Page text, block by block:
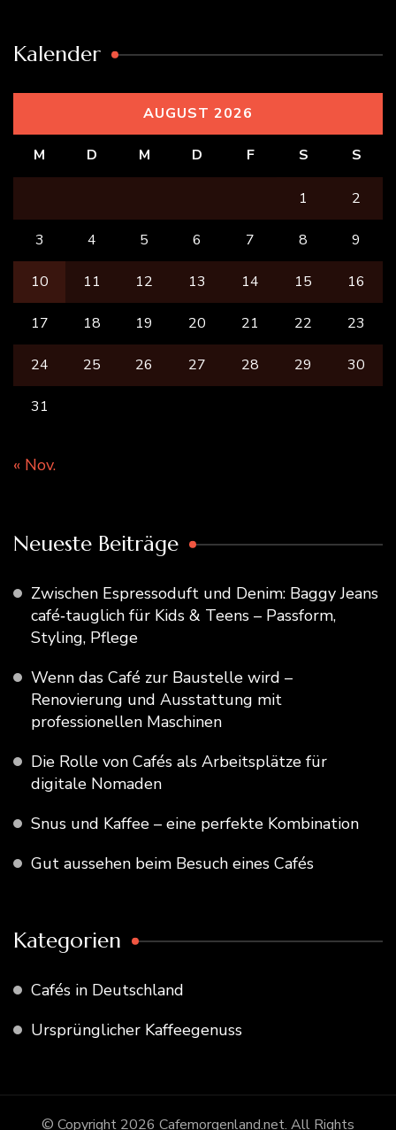
Kalender
AUGUST 2026
M D M D F S S
1 2
3 4 5 6 7 8 9
10 11 12 13 14 15 16
17 18 19 20 21 22 23
24 25 26 27 28 29 30
31
« Nov.
Neueste Beiträge
Zwischen Espressoduft und Denim: Baggy Jeans
café‑tauglich für Kids & Teens – Passform,
Styling, Pflege
Wenn das Café zur Baustelle wird –
Renovierung und Ausstattung mit
professionellen Maschinen
Die Rolle von Cafés als Arbeitsplätze für
digitale Nomaden
Snus und Kaffee – eine perfekte Kombination
Gut aussehen beim Besuch eines Cafés
Kategorien
Cafés in Deutschland
Ursprünglicher Kaffeegenuss
© Copyright 2026 Cafemorgenland.net. All Rights